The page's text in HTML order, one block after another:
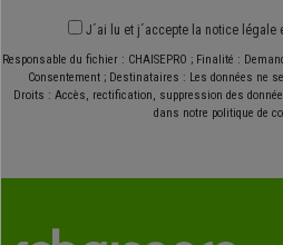
J´ai lu et j´accepte la notice légale
Responsable du fichier : CHAISEPRO ; Finalité :
Consentement ; Destinataires : Les données ne
Droits : Accès, rectification, suppression des
dans notre politique de